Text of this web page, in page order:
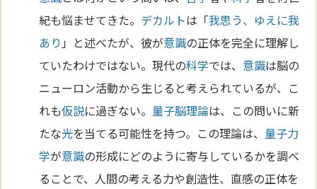
紀も悩ませてきた。 デカルトは「我思う、ゆえに我
あり 」と述べたが、彼が意識の正体を完全に理解し
ていたわけではない。現代の科学では、 意識は脳の
ニューロン活動から生じると考えられているが、こ
れも仮説に過ぎない。 量子脳理論は、この問いに新
たな光を当てる可能性を持つ。この理論は、 量子力
学が意識の形成にどのように寄与しているかを調べ
ることで、人間の考える力や創造性、直感の正体を